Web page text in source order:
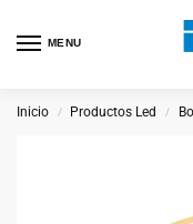
MENU
Inicio / Productos Led /